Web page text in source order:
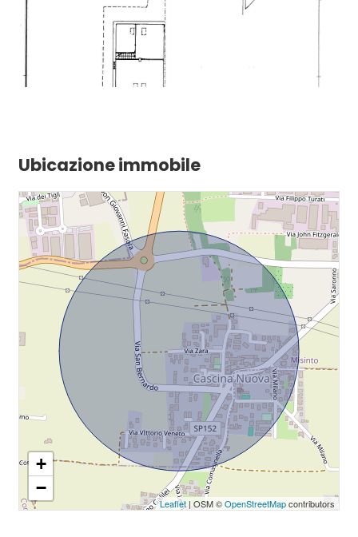
Ubicazione immobile
+
−
Leaflet| OSM ©OpenStreetMapcontributors